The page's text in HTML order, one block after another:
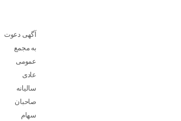
آگهی دعوت
به مجمع
عمومی
عادی
سالیانه
صاحبان
سهام